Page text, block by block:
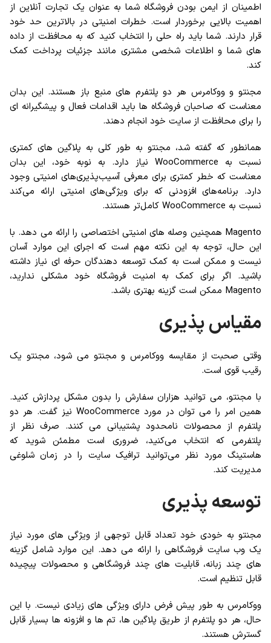
اطمینان از ایمن بودن فروشگاه شما به عنوان یک تجارت آنلاین از
اهمیت بالایی برخوردار است. خطرات امنیتی در بالاترین حد خود
قرار دارند. شما باید راه حلی را انتخاب کنید که به محافظت از داده
های شما و اطلاعات شخصی مشتری مانند جزئیات پرداخت کمک
کند.
مجنتو و ووکامرس هر دو پلتفرم های منبع باز هستند. این بدان
معناست که صاحبان فروشگاه ها باید اقدامات فعال و پیشگیرانه ای
را برای محافظت از سایت خود انجام دهند.
همانطور که گفته شد، مجنتو به طور کلی به پلاگین های کمتری
نسبت به WooCommerce نیاز دارد. به نوبه خود، این بدان
معناست که خطر کمتری برای معرفی آسیب‌پذیری‌های امنیتی وجود
دارد. برنامه‌های افزودنی که برای ویژگی‌های امنیتی ارائه می‌کند
نسبت به WooCommerce کامل‌تر هستند.
Magento همچنین وصله های امنیتی اختصاصی را ارائه می دهد. با
این حال، توجه به این نکته مهم است که اجرای این موارد آسان
نیست و ممکن است به کمک توسعه دهندگان حرفه ای نیاز داشته
باشید. اگر برای کمک به امنیت فروشگاه خود مشکلی ندارید،
Magento ممکن است گزینه بهتری باشد.
مقیاس پذیری
وقتی صحبت از مقایسه ووکامرس و مجنتو می شود، مجنتو یک
رقیب قوی است.
با مجنتو، می توانید هزاران سفارش را بدون مشکل پردازش کنید.
همین امر را می توان در مورد WooCommerce نیز گفت. هر دو
پلتفرم از محصولات نامحدود پشتیبانی می کنند. صرف نظر از
پلتفرمی که انتخاب می‌کنید، ضروری است مطمئن شوید که
هاستینگ مورد نظر می‌توانید ترافیک سایت را در زمان شلوغی
مدیریت کند.
توسعه پذیری
مجنتو به خودی خود تعداد قابل توجهی از ویژگی های مورد نیاز
یک وب سایت فروشگاهی را ارائه می دهد. این موارد شامل گزینه
های چند زبانه، قابلیت های چند فروشگاهی و محصولات پیچیده
قابل تنظیم است.
ووکامرس به طور پیش فرض دارای ویژگی های زیادی نیست. با این
حال، هر دو پلتفرم از طریق پلاگین ها، تم ها و افزونه ها بسیار قابل
گسترش هستند.